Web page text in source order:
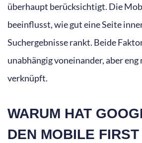
überhaupt berücksichtigt. Die
beeinflusst, wie gut eine Seite
Suchergebnisse rankt. Beide
unabhängig voneinander, aber
verknüpft.
WARUM HAT
DEN MOBILE